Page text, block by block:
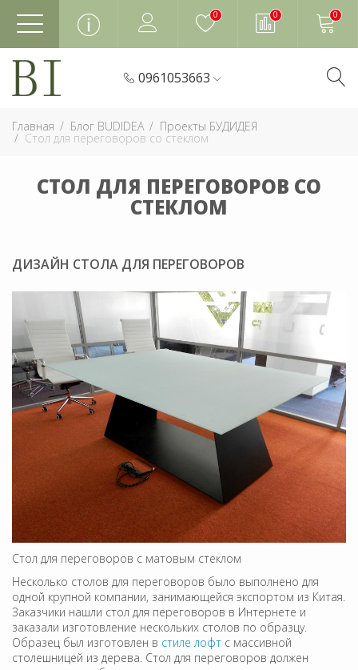
0 0 0
0961053663
Главная Блог BUDIDEA Проекты БУДИДЕЯ
Стол для переговоров со стеклом
СТОЛ ДЛЯ ПЕРЕГОВОРОВ СО
СТЕКЛОМ
ДИЗАЙН СТОЛА ДЛЯ ПЕРЕГОВОРОВ
Стол для переговоров с матовым стеклом
Несколько столов для переговоров было выполнено для
одной крупной компании, занимающейся экспортом из Китая.
Заказчики нашли стол для переговоров в Интернете и
заказали изготовление нескольких столов по образцу.
Образец был изготовлен в стиле лофт с массивной
столешницей из дерева. Стол для переговоров должен